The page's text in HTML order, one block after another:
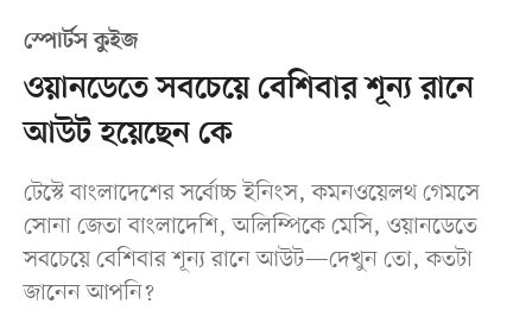
স্পোর্টস কুইজ
ওয়ানডেতে সবচেয়ে বেশিবার শূন্য রানে
আউট হয়েছেন কে
টেস্টে বাংলাদেশের সর্বোচ্চ ইনিংস, কমনওয়েলথ গেমসে
সোনা জেতা বাংলাদেশি, অলিম্পিকে মেসি, ওয়ানডেতে
সবচেয়ে বেশিবার শূন্য রানে আউট—দেখুন তো, কতটা
জানেন আপনি?